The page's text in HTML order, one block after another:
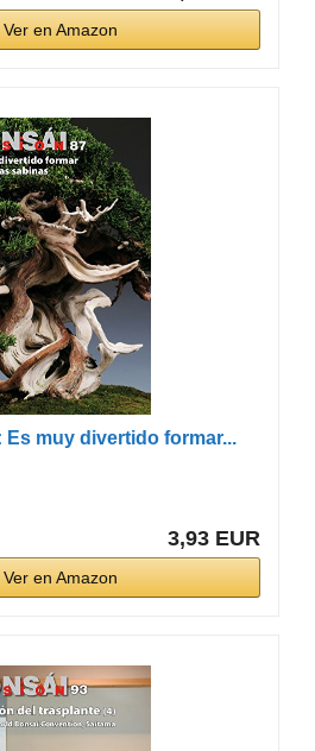
Ver en Amazon
Es muy divertido formar...
3,93 EUR
Ver en Amazon